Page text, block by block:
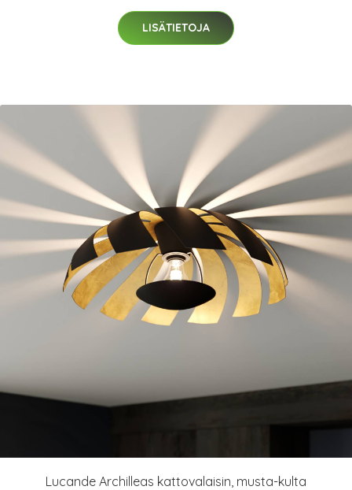
LISÄTIETOJA
Lucande Archilleas kattovalaisin, musta-kulta